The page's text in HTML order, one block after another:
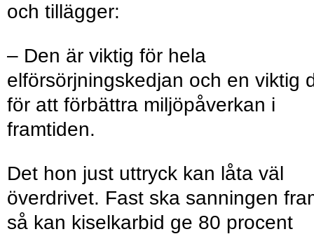
och tillägger:
– Den är viktig för hela
elförsörjningskedjan och en viktig
för att förbättra miljöpåverkan i
framtiden.
Det hon just uttryck kan låta väl
överdrivet. Fast ska sanningen
så kan kiselkarbid ge 80 procent